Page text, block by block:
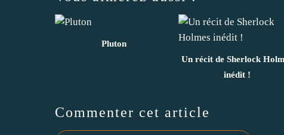
Pluton
Un récit de Sherlock
inédit !
Commenter cet article